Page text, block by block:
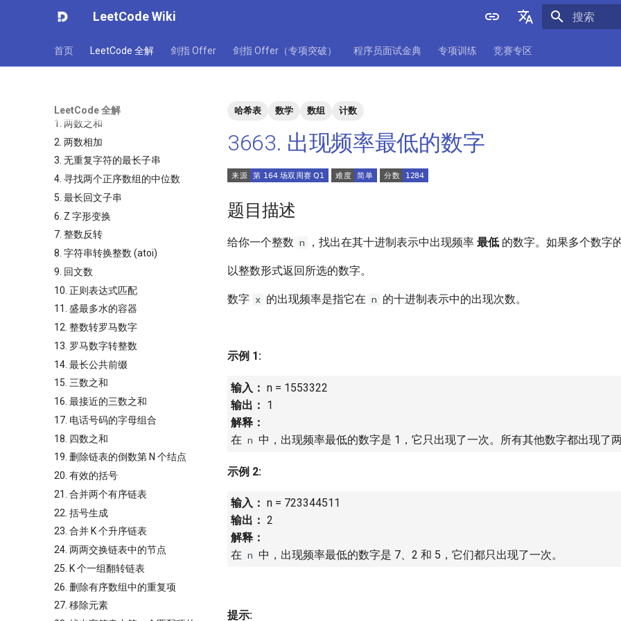
LeetCode Wiki
English
首页 LeetCode 全解 剑指 Offer 剑指 Offer（专项突破） 程序员面试金典 专项训练 竞赛专区
LeetCode 全解
1. 两数之和
2. 两数相加
3. 无重复字符的最长子串
4. 寻找两个正序数组的中位数
5. 最长回文子串
6. Z 字形变换
7. 整数反转
8. 字符串转换整数 (atoi)
9. 回文数
10. 正则表达式匹配
11. 盛最多水的容器
12. 整数转罗马数字
13. 罗马数字转整数
14. 最长公共前缀
15. 三数之和
16. 最接近的三数之和
17. 电话号码的字母组合
18. 四数之和
19. 删除链表的倒数第 N 个结点
20. 有效的括号
21. 合并两个有序链表
22. 括号生成
23. 合并 K 个升序链表
24. 两两交换链表中的节点
25. K 个一组翻转链表
26. 删除有序数组中的重复项
27. 移除元素
哈希表 数学 数组 计数
3663. 出现频率最低的数字
题目描述
给你一个整数 n ，找出在其十进制表示中出现频率 最低 的数字。如果多个数字
以整数形式返回所选的数字。
数字 x 的出现频率是指它在 n 的十进制表示中的出现次数。
示例 1:
输入： n = 1553322
输出： 1
解释：
在 n 中，出现频率最低的数字是 1，它只出现了一次。所有其他数字都出现了
示例 2:
输入： n = 723344511
输出： 2
解释：
在 n 中，出现频率最低的数字是 7、2 和 5，它们都只出现了一次。
提示: